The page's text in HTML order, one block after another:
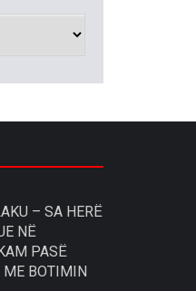
– SA HERË
NË
PASË
ME BOTIMIN